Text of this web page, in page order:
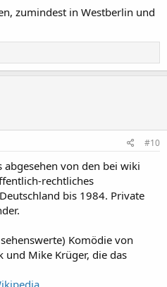
speziell fürs deutsche Publikum
wie Radio Luxemburg,
zumindest in Westberlin und
#10
abgesehen von den bei wiki
rechtliches
bis 1984. Private
Komödie von
Mike Krüger, die das